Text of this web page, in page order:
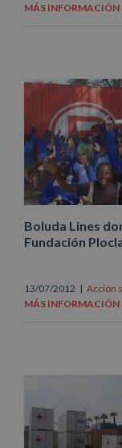
MÁS INFORMACIÓN
Boluda Lines
Fundación
13/07/2012 | Acción
MÁS INFORMACIÓN